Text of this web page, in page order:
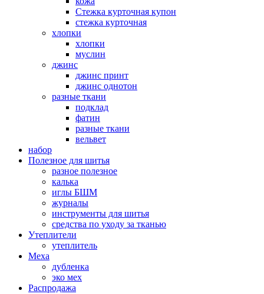
Стежка курточная купон
стежка курточная
хлопки
хлопки
муслин
джинс
джинс принт
джинс однотон
разные ткани
подклад
фатин
разные ткани
вельвет
набор
Полезное для шитья
разное полезное
калька
иглы БШМ
журналы
инструменты для шитья
средства по уходу за тканью
Утеплители
утеплитель
Меха
дубленка
эко мех
Распродажа